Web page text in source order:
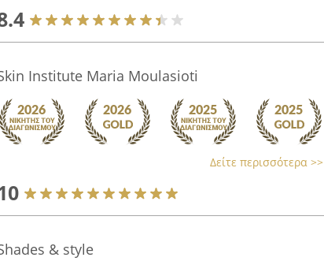
Institute Maria Moulasioti
Δείτε περισσότερα >>
& style